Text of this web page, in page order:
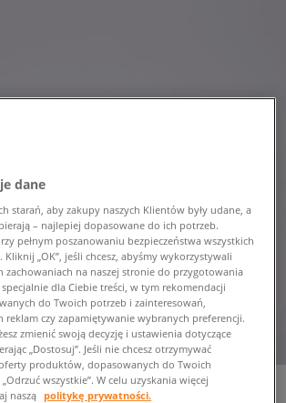
dane
starań, aby zakupy naszych Klientów były udane, a
– najlepiej dopasowane do ich potrzeb.
pełnym poszanowaniu bezpieczeństwa wszystkich
„OK”, jeśli chcesz, abyśmy wykorzystywali
zachowaniach na naszej stronie do przygotowania
dla Ciebie treści, w tym rekomendacji
do Twoich potrzeb i zainteresowań,
reklam czy zapamiętywanie wybranych preferencji.
zmienić swoją decyzję i ustawienia dotyczące
„Dostosuj”. Jeśli nie chcesz otrzymywać
produktów, dopasowanych do Twoich
wszystkie”. W celu uzyskania więcej
naszą politykę prywatności.